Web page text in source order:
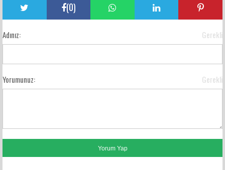
(0)
Adınız: Gerekli
Yorumunuz: Gerekli